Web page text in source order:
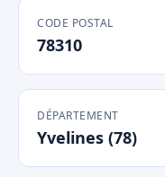
CODE POSTAL
78310
DÉPARTEMENT
Yvelines (78)